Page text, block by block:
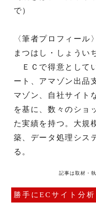
で）
〈筆者プロフィール〉
まつはし・しょうい
ＥＣで得意として
ート、アマゾン出品
マゾン、自社サイト
を基に、数々のショ
た実績を持つ。大規
築、データ処理シス
る。
記事は取材・
勝手にECサイト分